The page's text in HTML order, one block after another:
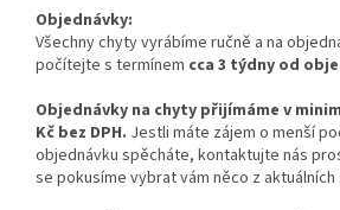
Objednávky:
Všechny chyty vyrábíme ručně a na
počítejte s termínem cca 3 týdny od
Objednávky na chyty přijímáme v
Kč bez DPH. Jestli máte zájem o menší
objednávku spěcháte, kontaktujte nás
se pokusíme vybrat vám něco z